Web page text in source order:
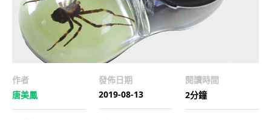
作者
唐美鳳
發佈日期
2019-08-13
閱讀時間
2分鐘